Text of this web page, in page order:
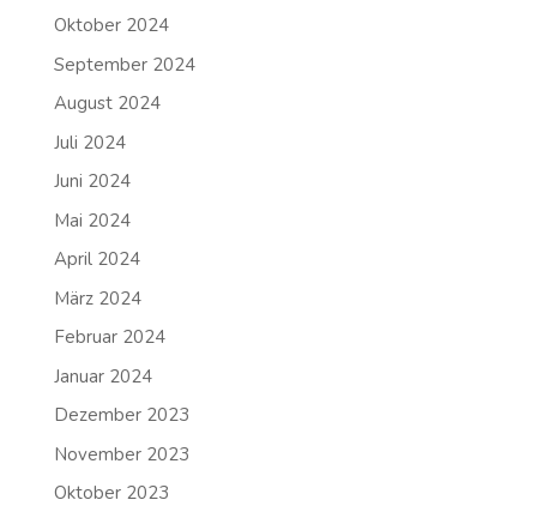
Oktober 2024
September 2024
August 2024
Juli 2024
Juni 2024
Mai 2024
April 2024
März 2024
Februar 2024
Januar 2024
Dezember 2023
November 2023
Oktober 2023